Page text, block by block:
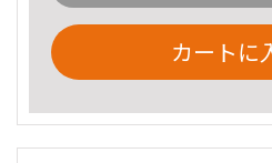
カートに